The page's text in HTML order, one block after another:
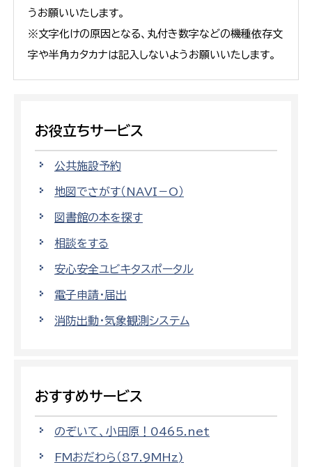
うお願いいたします。
※文字化けの原因となる、丸付き数字などの機種依存文
字や半角カタカナは記入しないようお願いいたします。
お役立ちサービス
公共施設予約
地図でさがす（NAVI－O）
図書館の本を探す
相談をする
安心安全ユビキタスポータル
電子申請・届出
消防出動・気象観測システム
おすすめサービス
のぞいて、小田原！0465.net
FMおだわら（87.9MHz)